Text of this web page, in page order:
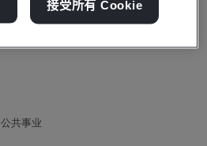
接受所有 Cookie